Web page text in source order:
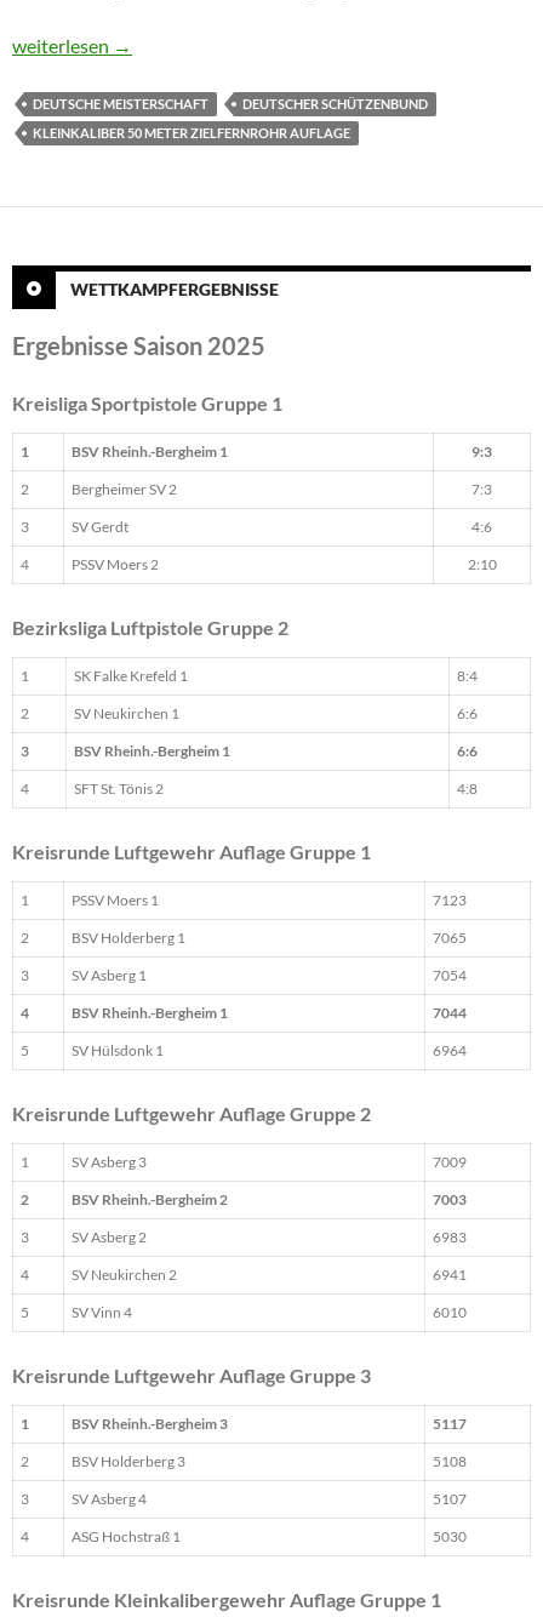
Senioren qualifizieren sich für die Deutsche Meisterschaft
weiterlesen →
DEUTSCHE MEISTERSCHAFT
DEUTSCHER SCHÜTZENBUND
KLEINKALIBER 50 METER ZIELFERNROHR AUFLAGE
WETTKAMPFERGEBNISSE
Ergebnisse Saison 2025
Kreisliga Sportpistole Gruppe 1
1 BSV Rheinh.-Bergheim 1 9:3
2 Bergheimer SV 2 7:3
3 SV Gerdt 4:6
4 PSSV Moers 2 2:10
Bezirksliga Luftpistole Gruppe 2
1 SK Falke Krefeld 1 8:4
2 SV Neukirchen 1 6:6
3 BSV Rheinh.-Bergheim 1 6:6
4 SFT St. Tönis 2 4:8
Kreisrunde Luftgewehr Auflage Gruppe 1
1 PSSV Moers 1 7123
2 BSV Holderberg 1 7065
3 SV Asberg 1 7054
4 BSV Rheinh.-Bergheim 1 7044
5 SV Hülsdonk 1 6964
Kreisrunde Luftgewehr Auflage Gruppe 2
1 SV Asberg 3 7009
2 BSV Rheinh.-Bergheim 2 7003
3 SV Asberg 2 6983
4 SV Neukirchen 2 6941
5 SV Vinn 4 6010
Kreisrunde Luftgewehr Auflage Gruppe 3
1 BSV Rheinh.-Bergheim 3 5117
2 BSV Holderberg 3 5108
3 SV Asberg 4 5107
4 ASG Hochstraß 1 5030
Kreisrunde Kleinkalibergewehr Auflage Gruppe 1